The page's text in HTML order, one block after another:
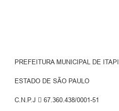
PREFEITURA MUNICIPAL DE
ESTADO DE SÃO PAULO
C.N.P.J  67.360.438/0001-51